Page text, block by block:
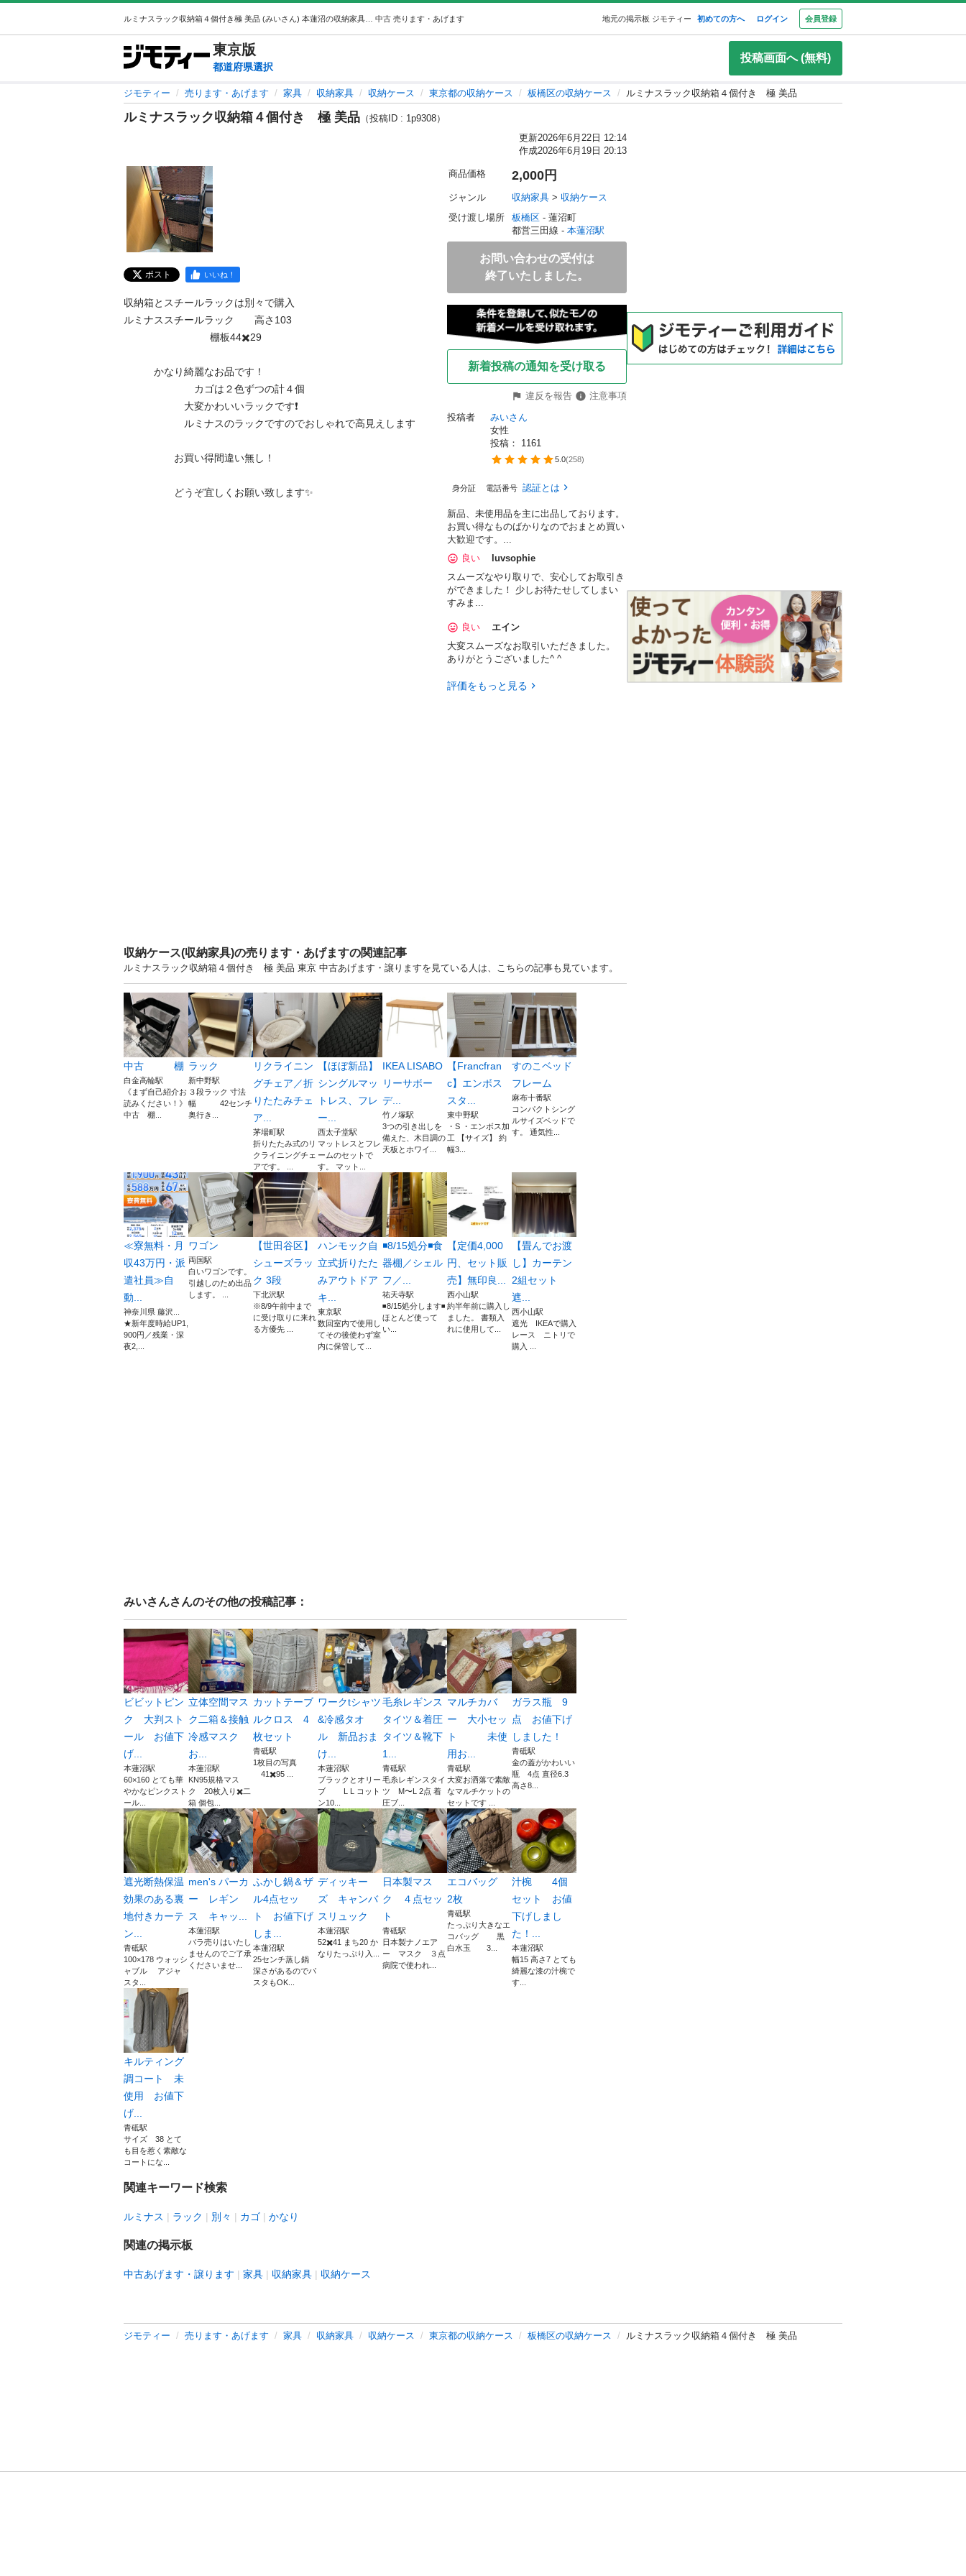
中古 売ります・あげます 地元の掲示板 ジモティー 初めての方へ ログイン 会員登録
東京版
都道府県選択
投稿画面へ (無料)
ジモティー 売ります・あげます 家具 収納家具 収納ケース 東京都の収納ケース 板橋区の収納ケース ルミナスラック収納箱４個付き 極 美品
ルミナスラック収納箱４個付き 極 美品 （投稿ID : 1p9308）
更新2026年6月22日 12:14
作成2026年6月19日 20:13
ポスト いいね！
収納箱とスチールラックは別々で購入
ルミナススチールラック　　高さ103
かなり綺麗なお品です！
カゴは２色ずつの計４個
大変かわいいラックです❗️
ルミナスのラックですのでおしゃれで高見えします
お買い得間違い無し！
どうぞ宜しくお願い致します✨
商品価格 2,000円
ジャンル 収納家具 > 収納ケース
受け渡し場所
板橋区 - 蓮沼町
都営三田線 - 本蓮沼駅
お問い合わせの受付は
終了いたしました。
新着投稿の通知を受け取る
違反を報告
注意事項
投稿者
みいさん
女性
投稿： 1161
5.0(258)
身分証 電話番号 認証とは
新品、未使用品を主に出品しております。
お買い得なものばかりなのでおまとめ買い
大歓迎です。...
良い
luvsophie
スムーズなやり取りで、安心してお取引き
ができました！ 少しお待たせしてしまい
すみま...
良い
エイン
大変スムーズなお取引いただきました。
ありがとうございました^ ^
評価をもっと見る
収納ケース(収納家具)の売ります・あげますの関連記事
ルミナスラック収納箱４個付き 極 美品 東京 中古あげます・譲りますを見ている人は、こちらの記事も見ています。
中古 棚
白金高輪駅
《まず自己紹介お
読みください！》
中古 棚...
ラック
新中野駅
３段ラック 寸法
幅 42センチ
奥行き...
リクライニン
グチェア／折
りたたみチェ
ア...
茅場町駅
折りたたみ式のリ
クライニングチェ
アです。 ...
【ほぼ新品】
シングルマッ
トレス、フレ
ー...
西太子堂駅
マットレスとフレ
ームのセットで
す。 マット...
IKEA LISABO
リーサボー
デ...
竹ノ塚駅
3つの引き出しを
備えた、木目調の
天板とホワイ...
【Francfran
c】エンボス
スタ...
東中野駅
・S ・エンボス加
工 【サイズ】 約
幅3...
すのこベッド
フレーム
麻布十番駅
コンパクトシング
ルサイズベッドで
す。 通気性...
≪寮無料・月
収43万円・派
遣社員≫自
動...
神奈川県 藤沢...
★新年度時給UP1,
900円／残業・深
夜2,...
ワゴン
両国駅
白いワゴンです。
引越しのため出品
します。 ...
【世田谷区】
シューズラッ
ク 3段
下北沢駅
※8/9午前中まで
に受け取りに来れ
る方優先 ...
ハンモック自
立式折りたた
みアウトドア
キ...
東京駅
数回室内で使用し
てその後使わず室
内に保管して...
◾️8/15処分◾️食
器棚／シェル
フ／...
祐天寺駅
◾️8/15処分します◾️
ほとんど使って
い...
【定価4,000
円、セット販
売】無印良...
西小山駅
約半年前に購入し
ました。 書類入
れに使用して...
【畳んでお渡
し】カーテン
2組セット
遮...
西小山駅
遮光 IKEAで購入
レース ニトリで
購入 ...
みいさんさんのその他の投稿記事：
ビビットピン
ク 大判スト
ール お値下
げ...
本蓮沼駅
60×160 とても華
やかなピンクスト
ール...
立体空間マス
ク二箱＆接触
冷感マスク
お...
本蓮沼駅
KN95規格マス
ク 20枚入り✖️二
箱 個包...
カットテーブ
ルクロス 4
枚セット
青砥駅
1枚目の写真
41✖️95 ...
ワークtシャツ
&冷感タオ
ル 新品おま
け...
本蓮沼駅
ブラックとオリー
ブ L L コット
ン10...
毛糸レギンス
タイツ＆着圧
タイツ＆靴下
1...
青砥駅
毛糸レギンスタイ
ツ M〜L 2点 着
圧ブ...
マルチカバ
ー 大小セッ
ト 未使
用お...
青砥駅
大変お洒落で素敵
なマルチケットの
セットです ...
ガラス瓶 9
点 お値下げ
しました！
青砥駅
金の蓋がかわいい
瓶 4点 直径6.3
高さ8...
遮光断熱保温
効果のある裏
地付きカーテ
ン...
青砥駅
100×178 ウォッシ
ャブル アジャ
スタ...
men's パーカ
ー レギン
ス キャッ...
本蓮沼駅
バラ売りはいたし
ませんのでご了承
くださいませ...
ふかし鍋＆ザ
ル4点セッ
ト お値下げ
しま...
本蓮沼駅
25センチ蒸し鍋
深さがあるのでパ
スタもOK...
ディッキー
ズ キャンバ
スリュック
本蓮沼駅
52✖️41 まち20 か
なりたっぷり入...
日本製マス
ク ４点セッ
ト
青砥駅
日本製ナノエア
ー マスク ３点
病院で使われ...
エコバッグ
2枚
青砥駅
たっぷり大きなエ
コバッグ 黒
白水玉 3...
汁椀 4個
セット お値
下げしまし
た！...
本蓮沼駅
幅15 高さ7 とても
綺麗な漆の汁椀で
す...
キルティング
調コート 未
使用 お値下
げ...
青砥駅
サイズ 38 とて
も目を惹く素敵な
コートにな...
関連キーワード検索
ルミナス ラック 別々 カゴ かなり
関連の掲示板
中古あげます・譲ります 家具 収納家具 収納ケース
ジモティー 売ります・あげます 家具 収納家具 収納ケース 東京都の収納ケース 板橋区の収納ケース ルミナスラック収納箱４個付き 極 美品